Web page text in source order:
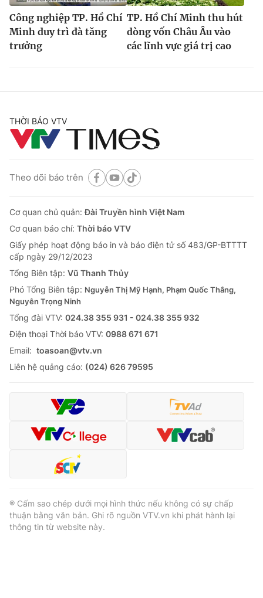
Công nghiệp TP. Hồ Chí
Minh duy trì đà tăng
trưởng
TP. Hồ Chí Minh thu hút
dòng vốn Châu Âu vào
các lĩnh vực giá trị cao
THỜI BÁO VTV
Theo dõi báo trên
Cơ quan chủ quản:Đài Truyền hình Việt Nam
Cơ quan báo chí: Thời báo VTV
Giấy phép hoạt động báo in và báo điện tử số 483/GP-BTTTT
cấp ngày 29/12/2023
Tổng Biên tập: Vũ Thanh Thủy
Phó Tổng Biên tập: Nguyễn Thị Mỹ Hạnh, Phạm Quốc Thắng,
Nguyễn Trọng Ninh
Tổng đài VTV: 024.38 355 931 - 024.38 355 932
Ðiện thoại Thời báo VTV: 0988 671 671
Email: toasoan@vtv.vn
Liên hệ quảng cáo: (024) 626 79595
® Cấm sao chép dưới mọi hình thức nếu không có sự chấp
thuận bằng văn bản. Ghi rõ nguồn VTV.vn khi phát hành lại
thông tin từ website này.